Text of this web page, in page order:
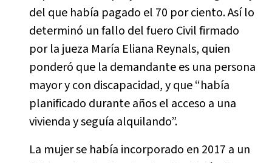
del que había pagado el 70 por ciento. Así lo
determinó un fallo del fuero Civil firmado
por la jueza María Eliana Reynals, quien
ponderó que la demandante es una persona
mayor y con discapacidad, y que “había
planificado durante años el acceso a una
vivienda y seguía alquilando”.
La mujer se había incorporado en 2017 a un